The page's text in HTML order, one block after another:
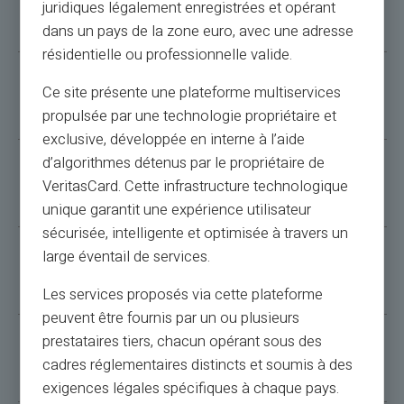
I have other questions, what should I do?
Being alert to scams
What happen to my cards issued by Monavate
Where can I consult my IBAN?
Who to notify in the event of an IBAN change?
juridiques légalement enregistrées et opérant
dans un pays de la zone euro, avec une adresse
résidentielle ou professionnelle valide.
Ce site présente une plateforme multiservices
propulsée par une technologie propriétaire et
exclusive, développée en interne à l’aide
d’algorithmes détenus par le propriétaire de
VeritasCard. Cette infrastructure technologique
unique garantit une expérience utilisateur
sécurisée, intelligente et optimisée à travers un
large éventail de services.
Les services proposés via cette plateforme
peuvent être fournis par un ou plusieurs
prestataires tiers, chacun opérant sous des
cadres réglementaires distincts et soumis à des
exigences légales spécifiques à chaque pays.